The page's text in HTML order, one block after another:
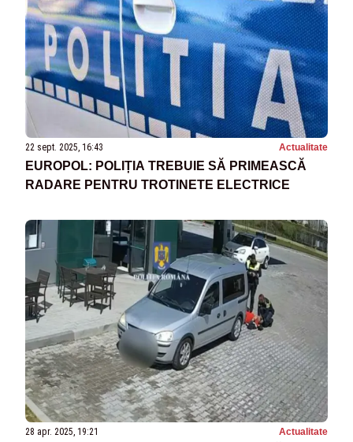
22 sept. 2025, 16:43 Actualitate
EUROPOL: POLIȚIA TREBUIE SĂ PRIMEASCĂ
RADARE PENTRU TROTINETE ELECTRICE
28 apr. 2025, 19:21 Actualitate